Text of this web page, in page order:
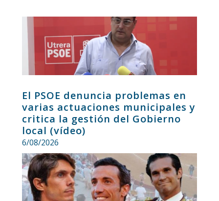
El PSOE denuncia problemas en
varias actuaciones municipales y
critica la gestión del Gobierno
local (vídeo)
6/08/2026